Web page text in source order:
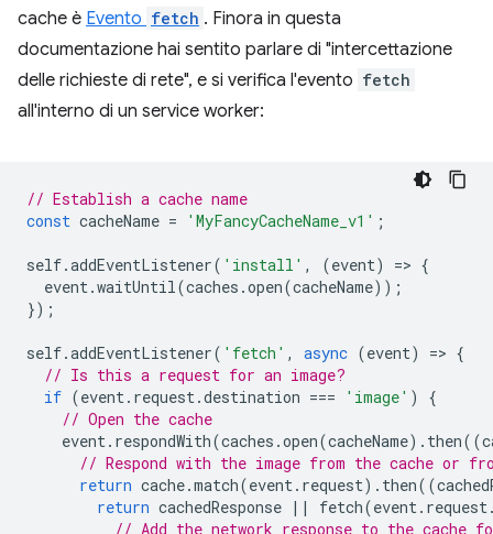
cache è Evento fetch . Finora in questa
documentazione hai sentito parlare di "intercettazione
delle richieste di rete", e si verifica l'evento fetch
all'interno di un service worker:
// Establish a cache name
const cacheName = 'MyFancyCacheName_v1' ;
self.addEventListener( 'install' , (event) => {
event.waitUntil(caches .open(cacheName));
});
self.addEventListener( 'fetch' , async (event) => {
// Is this a request for an image?
if (event. request.destination === 'image' )
{
// Open the cache
event. respondWith(caches .open(cacheName). then((
// Respond with the image from the cache or
return cache.match(event. request). then((
return cachedResponse || fetch(event. request
// Add the network response to the